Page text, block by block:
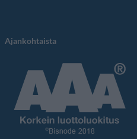
Ajankohtaista